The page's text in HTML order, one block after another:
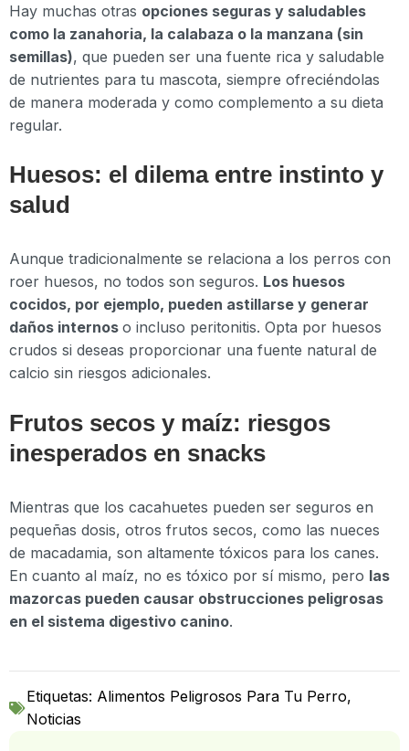
Hay muchas otras opciones seguras y saludables
como la zanahoria, la calabaza o la manzana (sin
semillas), que pueden ser una fuente rica y saludable
de nutrientes para tu mascota, siempre ofreciéndolas
de manera moderada y como complemento a su dieta
regular.
Huesos: el dilema entre instinto y
salud
Aunque tradicionalmente se relaciona a los perros con
roer huesos, no todos son seguros. Los huesos
cocidos, por ejemplo, pueden astillarse y generar
daños internos o incluso peritonitis. Opta por huesos
crudos si deseas proporcionar una fuente natural de
calcio sin riesgos adicionales.
Frutos secos y maíz: riesgos
inesperados en snacks
Mientras que los cacahuetes pueden ser seguros en
pequeñas dosis, otros frutos secos, como las nueces
de macadamia, son altamente tóxicos para los canes.
En cuanto al maíz, no es tóxico por sí mismo, pero las
mazorcas pueden causar obstrucciones peligrosas
en el sistema digestivo canino.
Etiquetas: Alimentos Peligrosos Para Tu Perro,
Noticias